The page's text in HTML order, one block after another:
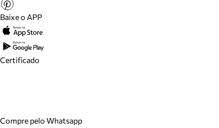
Baixe o APP
Certificado
Compre pelo Whatsapp